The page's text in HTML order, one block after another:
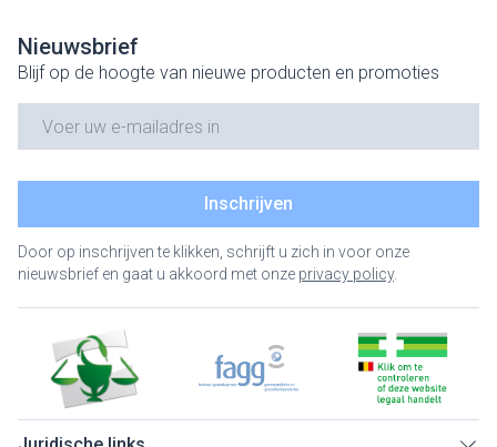
Nieuwsbrief
Blijf op de hoogte van nieuwe producten en promoties
Inschrijven
Door op inschrijven te klikken, schrijft u zich in voor onze
nieuwsbrief en gaat u akkoord met onze privacy policy.